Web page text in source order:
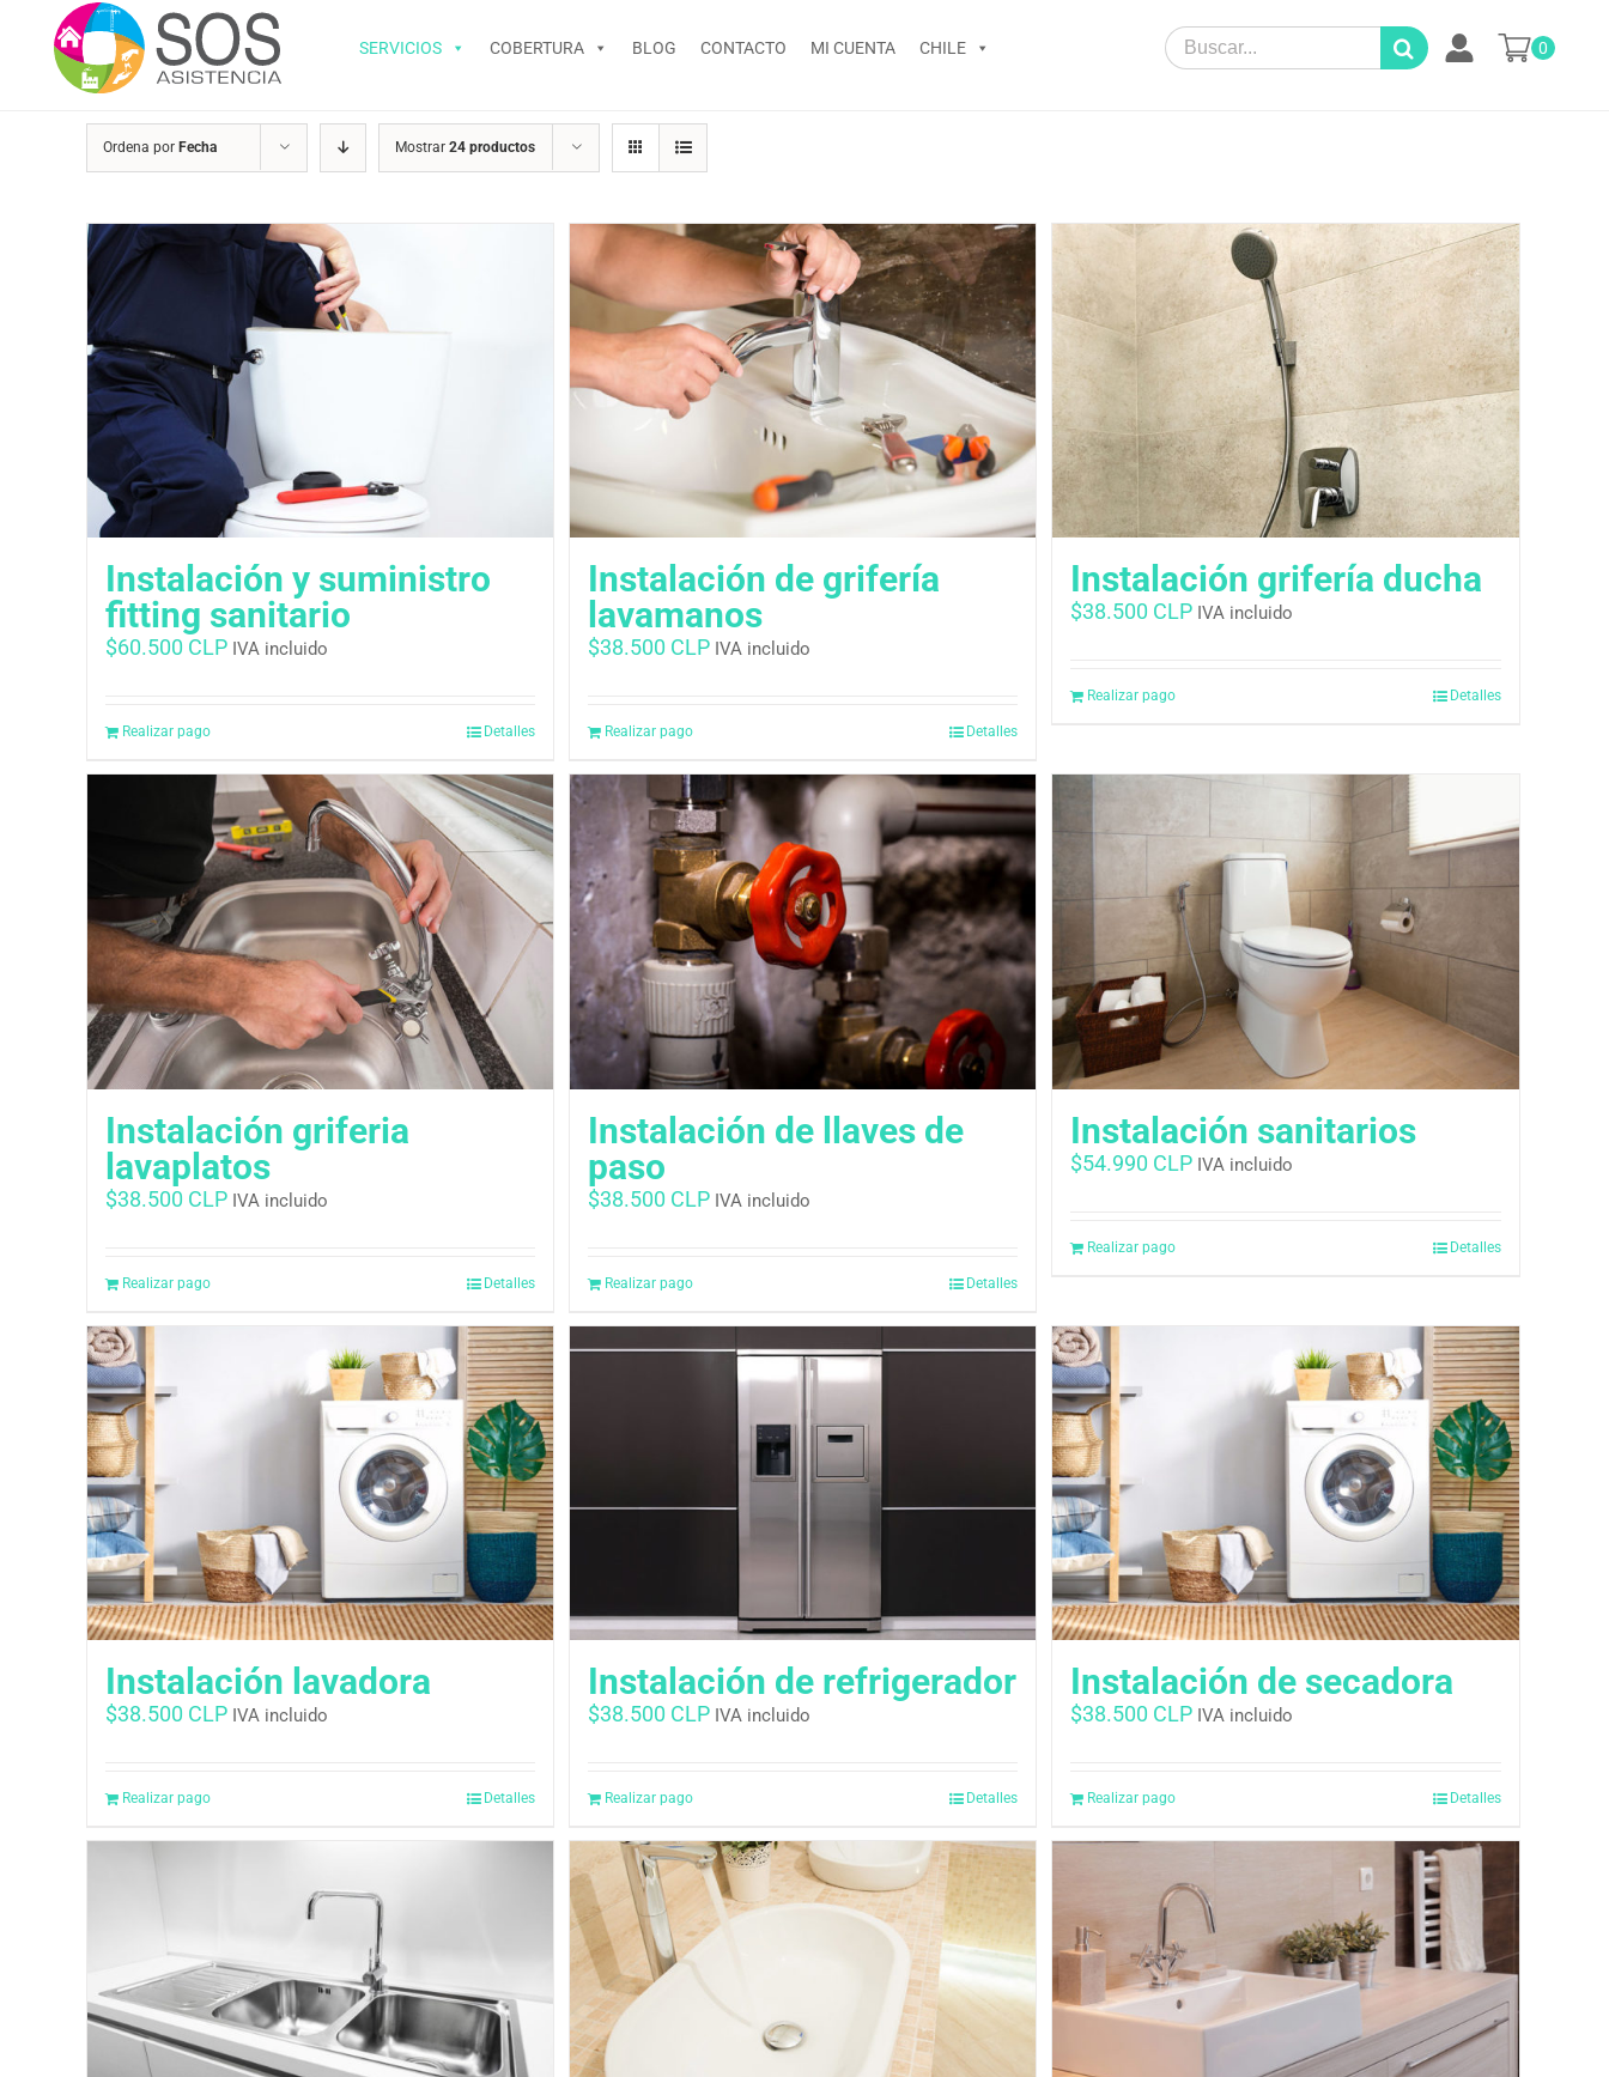
contenido
SERVICIOS COBERTURA BLOG CONTACTO MI CUENTA CHILE
Search
for:
0
Ordena por Fecha Mostrar 24 productos
Instalación y suministro
fitting sanitario
$60.500 CLP IVA incluido
Realizar pago Detalles
Instalación de grifería
lavamanos
$38.500 CLP IVA incluido
Realizar pago Detalles
Instalación grifería ducha
$38.500 CLP IVA incluido
Realizar pago Detalles
Instalación griferia
lavaplatos
$38.500 CLP IVA incluido
Realizar pago Detalles
Instalación de llaves de
paso
$38.500 CLP IVA incluido
Realizar pago Detalles
Instalación sanitarios
$54.990 CLP IVA incluido
Realizar pago Detalles
Instalación lavadora
$38.500 CLP IVA incluido
Realizar pago Detalles
Instalación de refrigerador
$38.500 CLP IVA incluido
Realizar pago Detalles
Instalación de secadora
$38.500 CLP IVA incluido
Realizar pago Detalles